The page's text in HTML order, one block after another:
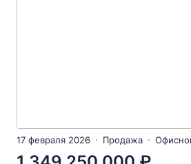
17 февраля 2026 Продажа